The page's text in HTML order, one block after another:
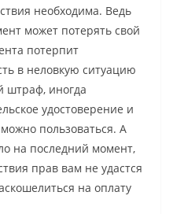
необходима. Ведь
может потерять свой
потерпит
в неловкую ситуацию
штраф, иногда
удостоверение и
пользоваться. А
на последний момент,
прав вам не удастся
на оплату